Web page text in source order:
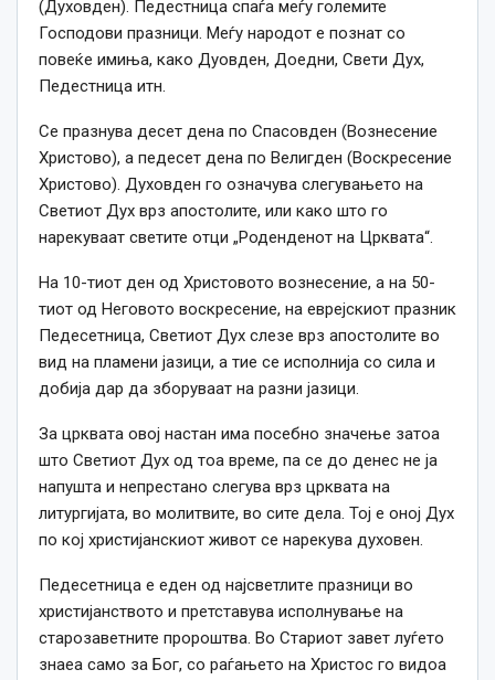
(Духовден). Педестница спаѓа меѓу големите
Господови празници. Меѓу народот е познат со
повеќе имиња, како Дуовден, Доедни, Свети Дух,
Педестница итн.
Се празнува десет дена по Спасовден (Вознесение
Христово), а педесет дена по Велигден (Воскресение
Христово). Духовден го означува слегувањето на
Светиот Дух врз апостолите, или како што го
нарекуваат светите отци „Роденденот на Црквата“.
На 10-тиот ден од Христовото вознесение, а на 50-
тиот од Неговото воскресение, на еврејскиот празник
Педесетница, Светиот Дух слезе врз апостолите во
вид на пламени јазици, а тие се исполнија со сила и
добија дар да зборуваат на разни јазици.
За црквата овој настан има посебно значење затоа
што Светиот Дух од тоа време, па се до денес не ја
напушта и непрестано слегува врз црквата на
литургијата, во молитвите, во сите дела. Тој е оној Дух
по кој христијанскиот живот се нарекува духовен.
Педесетница е еден од најсветлитe празници во
христијанството и претставува исполнување на
старозаветните пророштва. Во Стариот завет луѓето
знаеа само за Бог, со раѓањето на Христос го видоа